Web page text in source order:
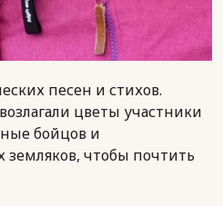
песен и стихов.
цветы участники
бойцов и
чтобы почтить